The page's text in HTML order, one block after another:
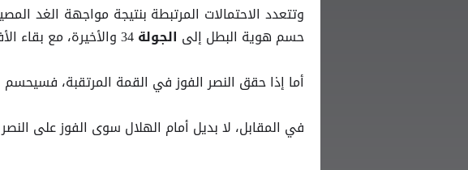
وتتعدد الاحتمالات المرتبطة بنتيجة مواجهة الغد
حسم هوية البطل إلى الجولة 34 والأخيرة، مع بقاء الأفضلية في يد النصر.
أما إذا حقق النصر الفوز في القمة المرتقبة،
في المقابل، لا بديل أمام الهلال سوى الفوز على النصر